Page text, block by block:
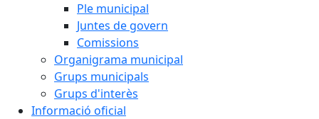
Ple municipal
Juntes de govern
Comissions
Organigrama municipal
Grups municipals
Grups d'interès
Informació oficial